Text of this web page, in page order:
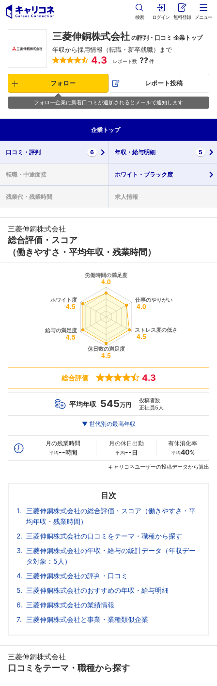
検索 ログイン 無料登録 メニュー
三菱伸銅株式会社 の評判・口コミ 企業トップ
年収から採用情報（転職・新卒就職）まで
4.3 レポート数 ??件
フォロー レポート投稿
フォロー企業に新着口コミが追加されるとメールで通知します
企業 トップ
口コミ・ 評判 6 年収・ 給与明細 5
転職・ 中途面接 ホワイト・ ブラック度
残業代・ 残業時間 求人情報
三菱伸銅株式会社
総合評価・スコア
（働きやすさ・平均年収・残業時間）
総合評価 4.3
平均年収 545万円
投稿者数
正社員5人
最高年収
20代
612万
30代
574万
523万
▼ 世代別の最高年収
月の残業時間
平均--時間
月の休日出勤
平均-- 日
有休消化率
平均40%
キャリコネユーザーの投稿データから算出
目次
三菱伸銅株式会社の総合評価・スコア（働きやすさ・平
均年収・残業時間）
三菱伸銅株式会社の口コミをテーマ・職種から探す
三菱伸銅株式会社の年収・給与の統計データ（年収デー
タ対象：5人）
三菱伸銅株式会社の評判・口コミ
三菱伸銅株式会社のおすすめの年収・給与明細
三菱伸銅株式会社の業績情報
三菱伸銅株式会社と事業・業種類似企業
三菱伸銅株式会社
口コミをテーマ・職種から探す